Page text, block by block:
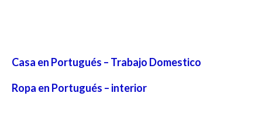
Casa en Portugués – Trabajo Domestico
Ropa en Portugués – interior